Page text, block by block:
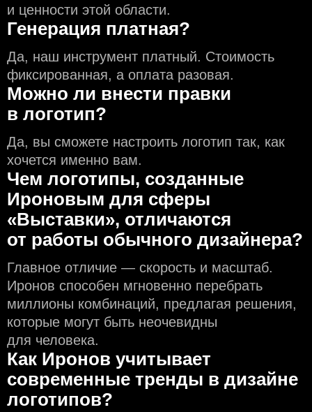
и ценности этой области.
Генерация платная?
Да, наш инструмент платный. Стоимость
фиксированная, а оплата разовая.
Можно ли внести правки
в логотип?
Да, вы сможете настроить логотип так, как
хочется именно вам.
Чем логотипы, созданные
Ироновым для сферы
«Выставки», отличаются
от работы обычного дизайнера?
Главное отличие — скорость и масштаб.
Иронов способен мгновенно перебрать
миллионы комбинаций, предлагая решения,
которые могут быть неочевидны
для человека.
Как Иронов учитывает
современные тренды в дизайне
логотипов?